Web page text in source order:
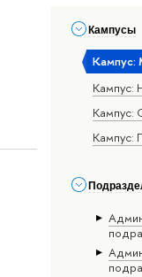
Кампусы
Кампус:
Кампус:
Кампус:
Кампус: